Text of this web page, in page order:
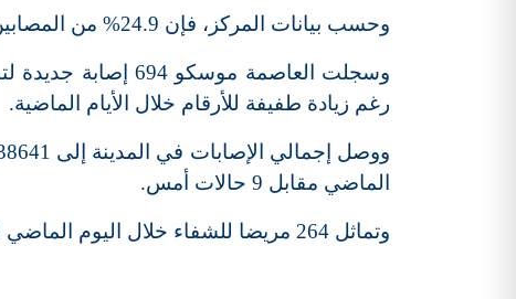
وحسب بيانات المركز، فإن 24.9% من المصابين الجدد لم تظهر لديهم أعراض المرض.
رغم زيادة طفيفة للأرقام خلال الأيام الماضية.
الماضي مقابل 9 حالات أمس.
وتماثل 264 مريضا للشفاء خلال اليوم الماضي ليرتفع مجموع المتعافين في المدينة إلى 174985.